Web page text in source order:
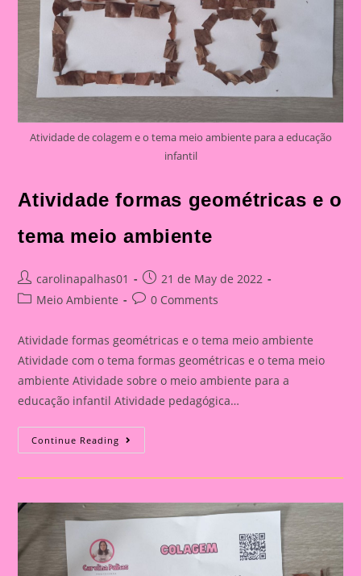
Atividade de colagem e o tema meio ambiente para a educação
infantil
Atividade formas geométricas e o
tema meio ambiente
Post
author:
carolinapalhas01
Post
published:
21 de May de 2022
PostMeio Ambiente
Post0 Comments
Atividade formas geométricas e o tema meio ambiente
Atividade com o tema formas geométricas e o tema meio
ambiente Atividade sobre o meio ambiente para a
educação infantil Atividade pedagógica…
Continue Reading Atividade
Formas
Meio
Ambiente